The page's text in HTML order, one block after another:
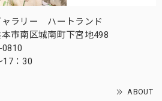
ャラリー ハートランド
市南区城南町下宮地498
17：30
ABOUT